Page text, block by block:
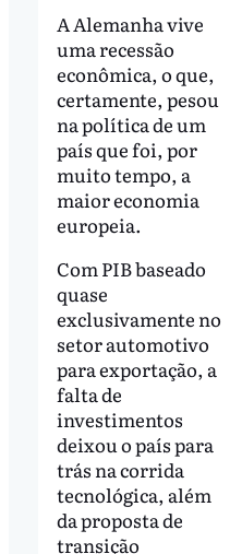
A Alemanha vive
uma recessão
econômica, o que,
certamente, pesou
na política de um
país que foi, por
muito tempo, a
maior economia
europeia.
Com PIB baseado
quase
exclusivamente no
setor automotivo
para exportação, a
falta de
investimentos
deixou o país para
trás na corrida
tecnológica, além
da proposta de
transição